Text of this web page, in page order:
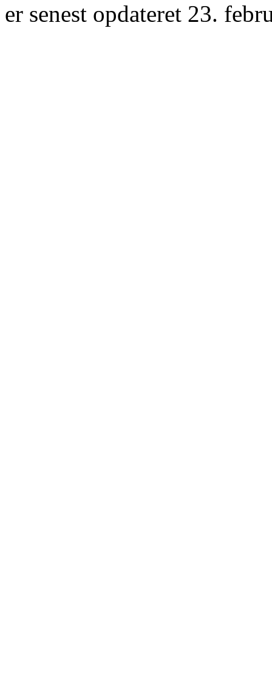
er senest opdateret 23.